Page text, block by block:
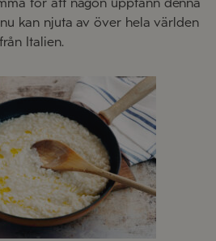
kan njuta av över hela världen
Italien.